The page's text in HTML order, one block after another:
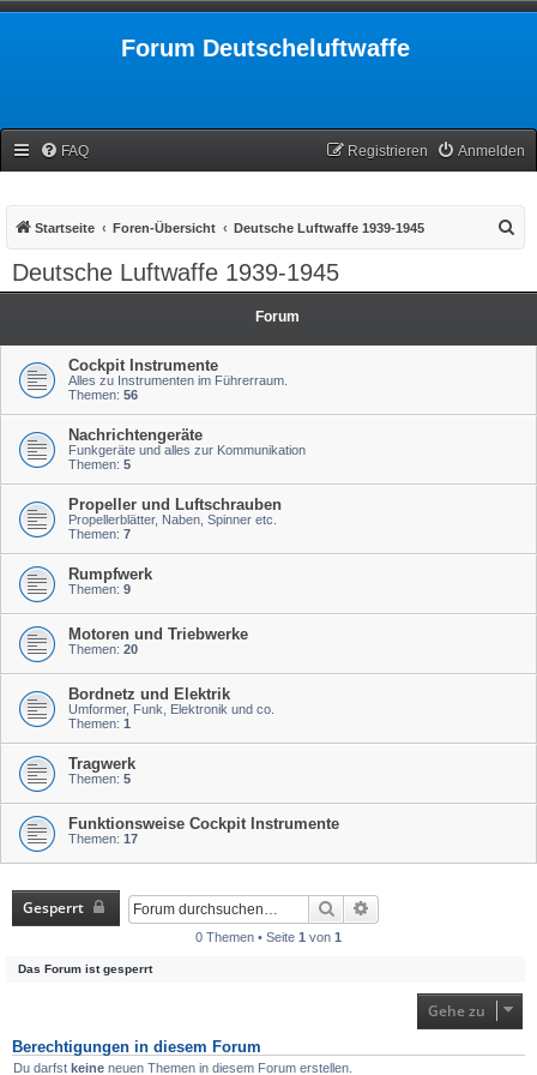
Forum Deutscheluftwaffe
FAQ Anmelden
Registrieren
Startseite Foren-Übersicht Deutsche Luftwaffe 1939-1945
Deutsche Luftwaffe 1939-1945
Forum
Cockpit Instrumente
Alles zu Instrumenten im Führerraum.
Themen: 56
Nachrichtengeräte
Funkgeräte und alles zur Kommunikation
Themen: 5
Propeller und Luftschrauben
Propellerblätter, Naben, Spinner etc.
Themen: 7
Rumpfwerk
Themen: 9
Motoren und Triebwerke
Themen: 20
Bordnetz und Elektrik
Umformer, Funk, Elektronik und co.
Themen: 1
Tragwerk
Themen: 5
Funktionsweise Cockpit Instrumente
Themen: 17
Gesperrt Suche
0 Themen • Seite 1 von 1
Das Forum ist gesperrt
Gehe zu
Berechtigungen in diesem Forum
Du darfst keine neuen Themen in diesem Forum erstellen.